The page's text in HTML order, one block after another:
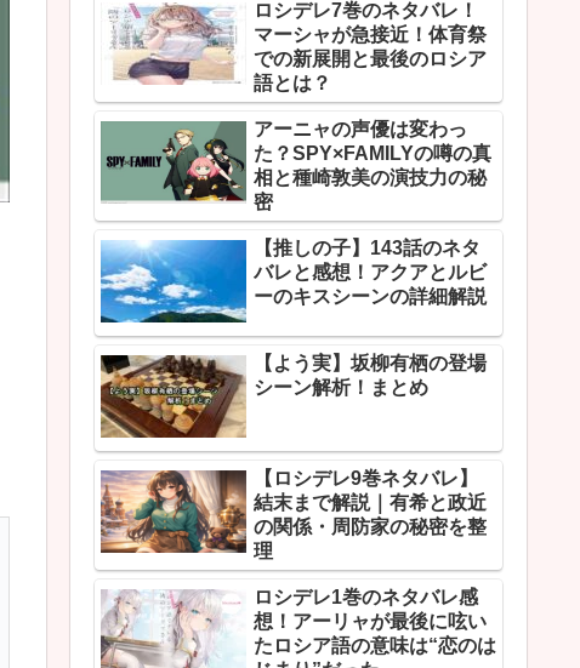
ロシデレ7巻のネタバレ！
マーシャが急接近！体育祭
での新展開と最後のロシア
語とは？
アーニャの声優は変わっ
た？SPY×FAMILYの噂の真
相と種崎敦美の演技力の秘
密
【推しの子】143話のネタ
バレと感想！アクアとルビ
ーのキスシーンの詳細解説
【よう実】坂柳有栖の登場
シーン解析！まとめ
【ロシデレ9巻ネタバレ】
結末まで解説｜有希と政近
の関係・周防家の秘密を整
理
ロシデレ1巻のネタバレ感
想！アーリャが最後に呟い
たロシア語の意味は“恋のは